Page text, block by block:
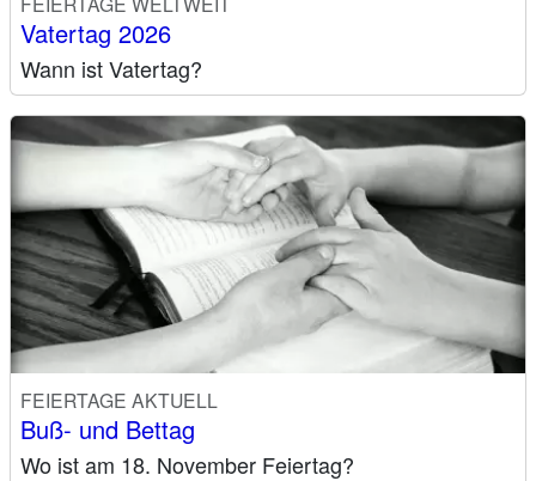
Vatertag 2026
Wann ist Vatertag?
FEIERTAGE AKTUELL
Buß- und Bettag
Wo ist am 18. November Feiertag?